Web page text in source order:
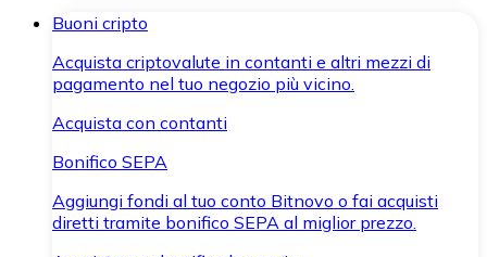
Buoni cripto
Acquista criptovalute in contanti e altri mezzi di
pagamento nel tuo negozio più vicino.
Acquista con contanti
Bonifico SEPA
Aggiungi fondi al tuo conto Bitnovo o fai acquisti
diretti tramite bonifico SEPA al miglior prezzo.